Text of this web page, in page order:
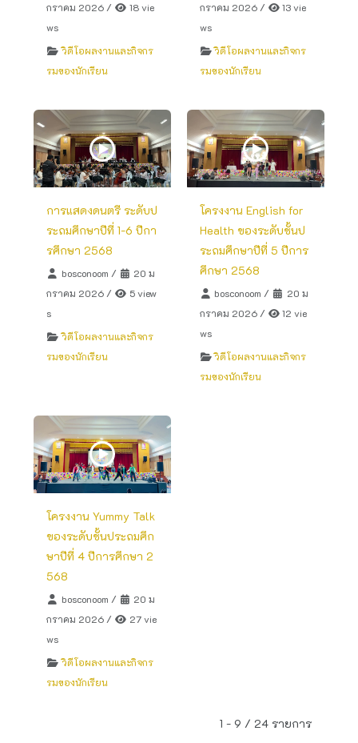
กราคม 2026/
18 vie
ws
วิดีโอผลงานและกิจกร
รมของนักเรียน
กราคม 2026/
13 vie
ws
วิดีโอผลงานและกิจกร
รมของนักเรียน
การแสดงดนตรี ระดับป
ระถมศึกษาปีที่ 1-6 ปีกา
รศึกษา 2568
bosconoom /
20 ม
กราคม 2026 /
5 view
s
วิดีโอผลงานและกิจกร
รมของนักเรียน
โครงงาน English for
Health ของระดับชั้นป
ระถมศึกษาปีที่ 5 ปีการ
ศึกษา 2568
bosconoom /
20 ม
กราคม 2026/
12 vie
ws
วิดีโอผลงานและกิจกร
รมของนักเรียน
โครงงาน Yummy Talk
ของระดับชั้นประถมศึก
ษาปีที่ 4 ปีการศึกษา 2
568
bosconoom /
20 ม
กราคม 2026 /
27 vie
ws
วิดีโอผลงานและกิจกร
รมของนักเรียน
1 - 9 / 24 รายการ